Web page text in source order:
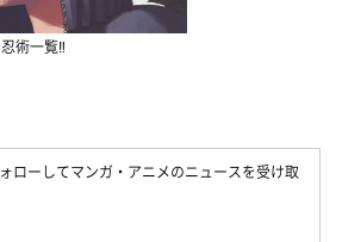
術一覧‼
ローしてマンガ・アニメのニュースを受け取